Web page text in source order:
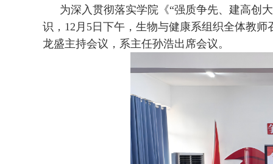
为深入贯彻落实学院《“强质争先、建高创
识，12月5日下午，生物与健康系组织全体教
龙盛主持会议，系主任孙浩出席会议。